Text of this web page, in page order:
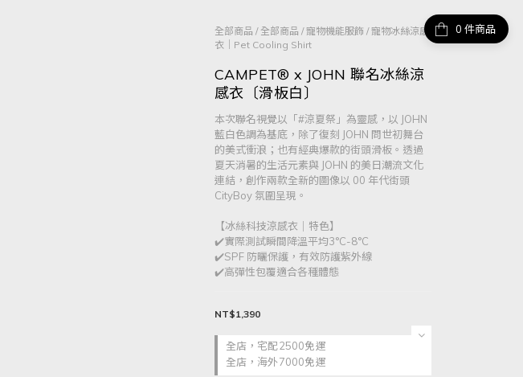
件商品
全部商品 /全部商品 /寵物機能服飾 /寵物冰絲涼感
衣｜Pet Cooling Shirt
CAMPET® x JOHN 聯名冰絲涼
感衣〔滑板白〕
本次聯名視覺以「#涼夏祭」為靈感，以 JOHN
藍白色調為基底，除了復刻 JOHN 問世初舞台
的美式衝浪；也有經典爆款的街頭滑板。透過
夏天消暑的生活元素與 JOHN 的美日潮流文化
連結，創作兩款全新的圖像以 00 年代街頭
CityBoy 氛圍呈現。
【冰絲科技涼感衣｜特色】
✔️實際測試瞬間降溫平均3°C-8°C
✔️SPF 防曬保護，有效防護紫外線
✔️高彈性包覆適合各種體態
全店，宅配2500免運
全店，海外7000免運
NT$1,390